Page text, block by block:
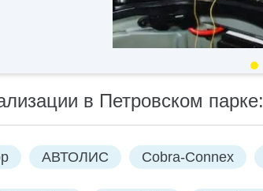
в Петровском парке:
АВТОЛИС Cobra-Connex